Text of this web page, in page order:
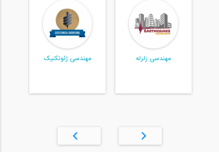
مهندسی زلزله مهندسی ژئوتکنیک